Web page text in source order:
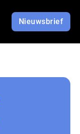
Nieuwsbrief